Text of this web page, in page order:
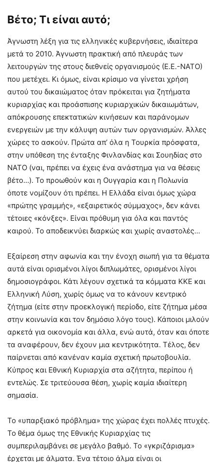
Βέτο; Τι είναι αυτό;
Άγνωστη λέξη για τις ελληνικές κυβερνήσεις, ιδιαίτερα
μετά το 2010. Άγνωστη πρακτική από πλευράς των
λειτουργών της στους διεθνείς οργανισμούς (Ε.Ε.-ΝΑΤΟ)
που μετέχει. Κι όμως, είναι κρίσιμο να γίνεται χρήση
αυτού του δικαιώματος όταν πρόκειται για ζητήματα
κυριαρχίας και προάσπισης κυριαρχικών δικαιωμάτων,
απόκρουσης επεκτατικών κινήσεων και παράνομων
ενεργειών με την κάλυψη αυτών των οργανισμών. Άλλες
χώρες το ασκούν. Πρώτα απ’ όλα η Τουρκία πρόσφατα,
στην υπόθεση της ένταξης Φινλανδίας και Σουηδίας στο
ΝΑΤΟ (ναι, πρέπει να έχεις ένα ανάστημα για να θέσεις
βέτο…). Το προωθούν και η Ουγγαρία και η Πολωνία
όποτε νομίζουν ότι πρέπει. Η Ελλάδα είναι όμως χώρα
«πρώτης γραμμής», «εξαιρετικός σύμμαχος», δεν κάνει
τέτοιες «κόνξες». Είναι πρόθυμη για όλα και παντός
καιρού. Το αποδεικνύει διαρκώς και χωρίς αναστολές…
Εξαίρεση στην αφωνία και την ένοχη σιωπή για τα θέματα
αυτά είναι ορισμένοι λίγοι διπλωμάτες, ορισμένοι λίγοι
δημοσιογράφοι. Κάτι λέγουν σχετικά τα κόμματα ΚΚΕ και
Ελληνική Λύση, χωρίς όμως να το κάνουν κεντρικό
ζήτημα (είτε στην προεκλογική περίοδο, είτε ζήτημα μέσα
στην κοινωνία και τον δημόσιο λόγο τους). Κάποιοι μιλούν
αρκετά για οικονομία και άλλα, ενώ αυτά, όταν και όποτε
τα αναφέρουν, δεν έχουν μια κεντρικότητα. Τέλος, δεν
παίρνεται από κανέναν καμία σχετική πρωτοβουλία.
Κύπρος και Εθνική Κυριαρχία στα αζήτητα, περίπου ή
εντελώς. Σε τριτεύουσα θέση, χωρίς καμία ιδιαίτερη
σημασία.
Το «υπαρξιακό πρόβλημα» της χώρας έχει πολλές πτυχές.
Το θέμα όμως της Εθνικής Κυριαρχίας τις
συμπεριλαμβάνει σε μεγάλο βαθμό. Το «γκριζάρισμα»
έρχεται με άλματα. Ένα τέτοιο άλμα είναι οι